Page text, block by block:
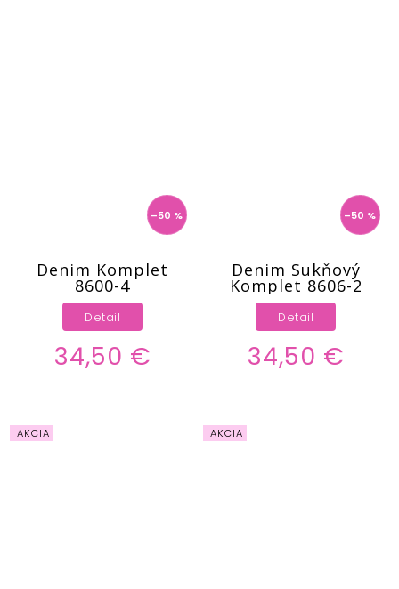
–50 %
Denim Komplet
8600-4
34,50 €
Detail
–50 %
Denim Sukňový
Komplet 8606-2
34,50 €
Detail
AKCIA AKCIA